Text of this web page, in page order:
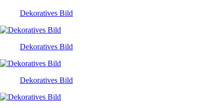
Dekoratives Bild
Dekoratives Bild
Dekoratives Bild